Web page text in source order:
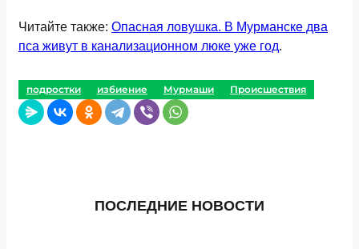
Читайте также: Опасная ловушка. В Мурманске два
пса живут в канализационном люке уже год.
подростки избиение Мурмаши Происшествия
ПОСЛЕДНИЕ НОВОСТИ